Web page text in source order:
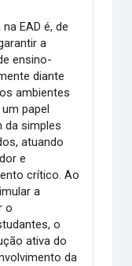
EAD é, de
a
ensino-
diante
ambientes
papel
da simples
atuando
e
crítico. Ao
a
o
o
ativa do
da